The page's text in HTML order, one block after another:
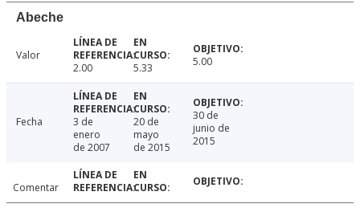
Abeche
Valor
2.00
5.33 5.00
Fecha
3 de
enero
de 2007
20 de
mayo
de 2015
30 de
junio de
2015
Comentar